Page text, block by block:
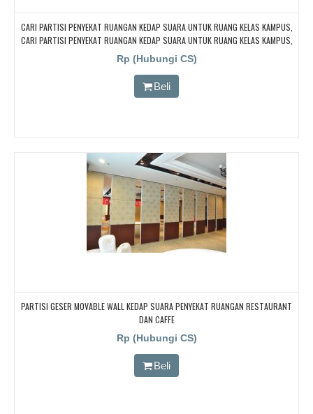
CARI PARTISI PENYEKAT RUANGAN KEDAP SUARA UNTUK RUANG KELAS KAMPUS,
CARI PARTISI PENYEKAT RUANGAN KEDAP SUARA UNTUK RUANG KELAS KAMPUS,
CARI PARTISI PENYEKAT RUANGAN KEDAP SUARA UNTUK RUANG KELAS KAMPUS,
CARI PARTISI PENYEKAT RUANGAN KEDAP SUARA UNTUK RUANG KELAS KAMPUS,
CARI PARTISI PENYEKAT RUANGAN KEDAP SUARA UNTUK RUANG KELAS KAMPUS
Rp (Hubungi CS)
Beli
PARTISI GESER MOVABLE WALL KEDAP SUARA PENYEKAT RUANGAN RESTAURANT
DAN CAFFE
Rp (Hubungi CS)
Beli